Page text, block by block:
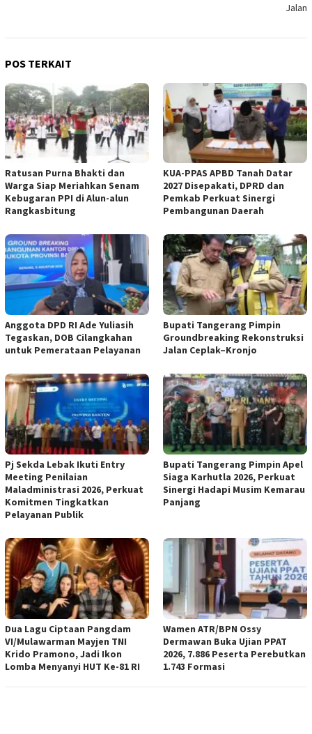
Jalan
POS TERKAIT
Ratusan Purna Bhakti dan
Warga Siap Meriahkan Senam
Kebugaran PPI di Alun-alun
Rangkasbitung
KUA-PPAS APBD Tanah Datar
2027 Disepakati, DPRD dan
Pemkab Perkuat Sinergi
Pembangunan Daerah
Anggota DPD RI Ade Yuliasih
Tegaskan, DOB Cilangkahan
untuk Pemerataan Pelayanan
Bupati Tangerang Pimpin
Groundbreaking Rekonstruksi
Jalan Ceplak–Kronjo
Pj Sekda Lebak Ikuti Entry
Meeting Penilaian
Maladministrasi 2026, Perkuat
Komitmen Tingkatkan
Pelayanan Publik
Bupati Tangerang Pimpin Apel
Siaga Karhutla 2026, Perkuat
Sinergi Hadapi Musim Kemarau
Panjang
Dua Lagu Ciptaan Pangdam
VI/Mulawarman Mayjen TNI
Krido Pramono, Jadi Ikon
Lomba Menyanyi HUT Ke-81 RI
Wamen ATR/BPN Ossy
Dermawan Buka Ujian PPAT
2026, 7.886 Peserta Perebutkan
1.743 Formasi